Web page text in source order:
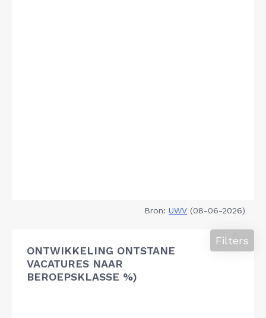
Bron: UWV (08-06-2026)
ONTWIKKELING ONTSTANE
VACATURES NAAR
BEROEPSKLASSE %)
Filters